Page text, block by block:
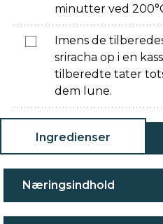
minutter ved
Imens de
sriracha op i en
tilberedte tater
dem lune.
Ingredienser
Næringsindhold